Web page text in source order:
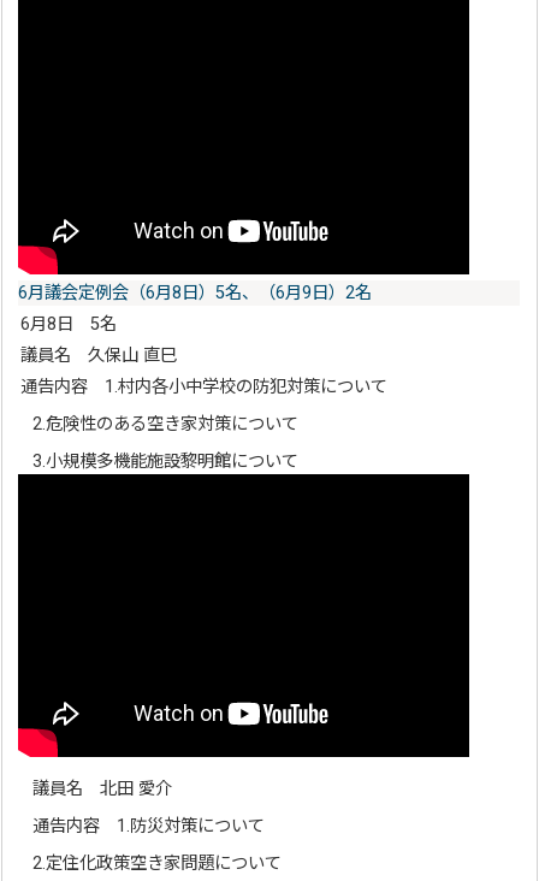
6月議会定例会（6月8日）5名、（6月9日）2名
6月8日 5名
議員名 久保山 直巳
通告内容 1.村内各小中学校の防犯対策について
2.危険性のある空き家対策について
3.小規模多機能施設黎明館について
議員名 北田 愛介
通告内容 1.防災対策について
2.定住化政策空き家問題について